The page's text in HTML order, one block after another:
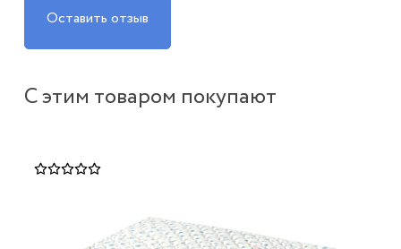
Оставить отзыв
С этим товаром покупают